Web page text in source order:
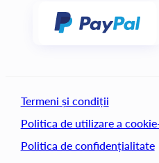
Termeni și condiții
Politica de utilizare a
Politica de confidențialitate